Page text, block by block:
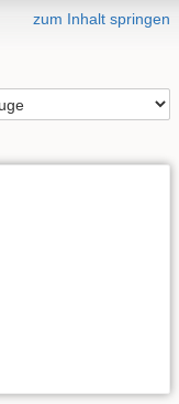
zum Inhalt springen